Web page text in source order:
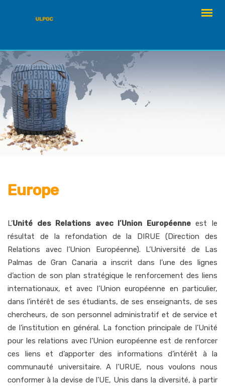
Europe
L’Unité des Relations avec l’Union Européenneest le
résultat de la refondation de la DIRUE (Direction des
Relations avec l’Union Européenne). L’Université de Las
Palmas de Gran Canaria a inscrit dans l’une des lignes
d’action de son plan stratégique le renforcement des liens
internationaux, et avec l’Union européenne en particulier,
dans l’intérêt de ses étudiants, de ses enseignants, de ses
chercheurs, de son personnel administratif et de service et
de l’institution en général. La fonction principale de l’Unité
pour les relations avec l’Union européenne est de renforcer
ces liens et d’apporter des informations d’intérêt à la
communauté universitaire. A l’URUE, nous voulons nous
conformer à la devise de l’UE, Unis dans la diversité, à partir